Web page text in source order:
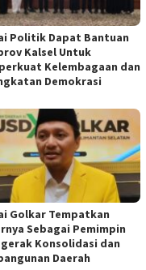
Politik Dapat Bantuan
Kalsel Untuk
Kelembagaan dan
Demokrasi
Golkar Tempatkan
Sebagai Pemimpin
Konsolidasi dan
Daerah